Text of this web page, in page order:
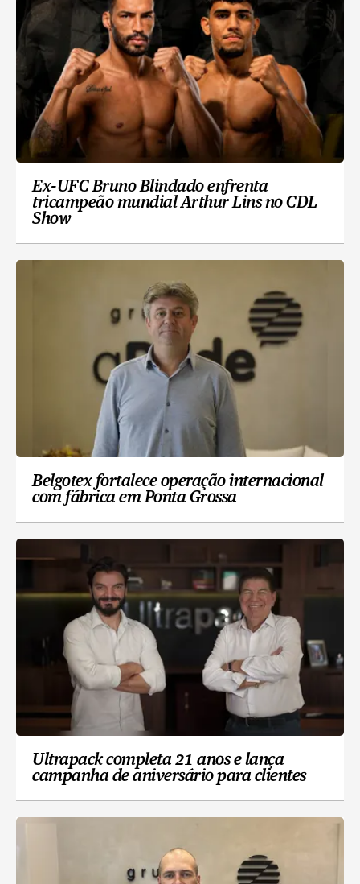
Ex-UFC Bruno Blindado enfrenta
tricampeão mundial Arthur Lins no CDL
Show
Belgotex fortalece operação internacional
com fábrica em Ponta Grossa
Ultrapack completa 21 anos e lança
campanha de aniversário para clientes